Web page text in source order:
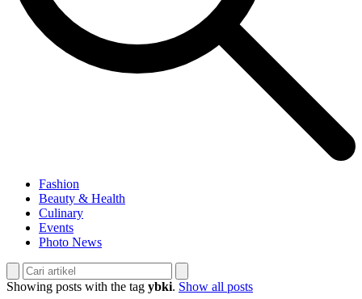
Fashion
Beauty & Health
Culinary
Events
Photo News
Showing posts with the tag ybki. Show all posts